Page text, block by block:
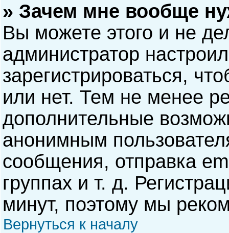
» Зачем мне вообще
Вы можете этого и не
администратор
зарегистрироваться,
или нет. Тем не менее
дополнительные
анонимным
сообщения, отправка
группах и т. д.
минут, поэтому мы
Вернуться к началу